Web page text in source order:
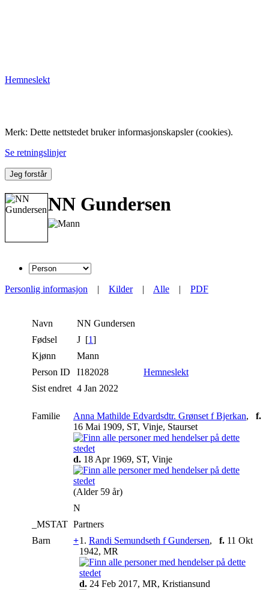
Hemneslekt
Merk: Dette nettstedet bruker informasjonskapsler (cookies).
Se retningslinjer
Jeg forstår
NN Gundersen
Personlig informasjon | Kilder| Alle | PDF
Navn NN Gundersen
Fødsel
J [1]
Kjønn
Mann
Person ID
I182028
Hemneslekt
Sist endret 4 Jan 2022
Familie Anna Mathilde Edvardsdtr. Grønset f Bjerkan, f.
16 Mai 1909, ST, Vinje, Staurset
d. 18 Apr 1969, ST, Vinje
(Alder 59 år)
N
_MSTAT Partners
Barn
+1. Randi Semundseth f Gundersen, f. 11 Okt
1942, MR
d. 24 Feb 2017, MR, Kristiansund